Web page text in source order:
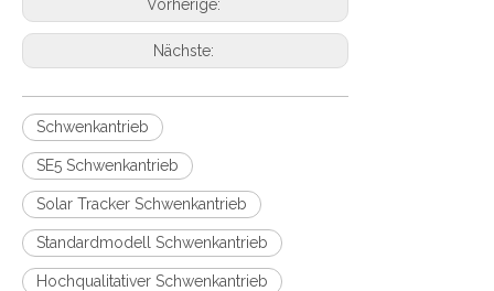
Vorherige:
Nächste:
Schwenkantrieb
SE5 Schwenkantrieb
Solar Tracker Schwenkantrieb
Standardmodell Schwenkantrieb
Hochqualitativer Schwenkantrieb